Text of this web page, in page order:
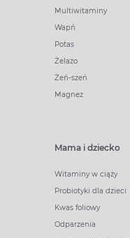
Multiwitaminy
Wapń
Potas
Żelazo
Żeń-szeń
Magnez
Mama i dziecko
Witaminy w ciąży
Probiotyki dla dzieci
Kwas foliowy
Odparzenia